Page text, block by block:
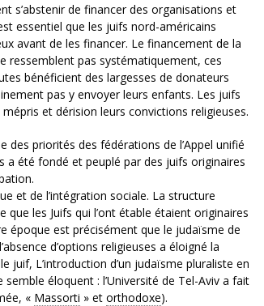
s’abstenir de financer des organisations et
essentiel que les juifs nord-américains
avant de les financer. Le financement de la
ressemblent pas systématiquement, ces
bénéficient des largesses de donateurs
pas y envoyer leurs enfants. Les juifs
et dérision leurs convictions religieuses.
des priorités des fédérations de l’Appel unifié
a été fondé et peuplé par des juifs originaires
et de l’intégration sociale. La structure
les Juifs qui l’ont étable étaient originaires
époque est précisément que le judaïsme de
d’options religieuses a éloigné la
juif, L’introduction d’un judaïsme pluraliste en
éloquent : l’Université de Tel-Aviv a fait
« Massorti » et orthodoxe).